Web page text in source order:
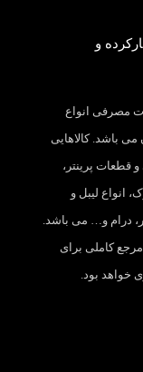
و
مصرفی انواع
باشد. کالاهایی
قطعات پرینتر،
انواع لیبل و
درام و… می باشد.
کاملی برای
خواهد بود.